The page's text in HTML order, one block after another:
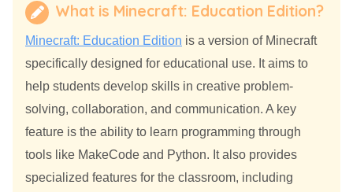
What is Minecraft: Education Edition?
Minecraft: Education Edition is a version of Minecraft
specifically designed for educational use. It aims to
help students develop skills in creative problem-
solving, collaboration, and communication. A key
feature is the ability to learn programming through
tools like MakeCode and Python. It also provides
specialized features for the classroom, including